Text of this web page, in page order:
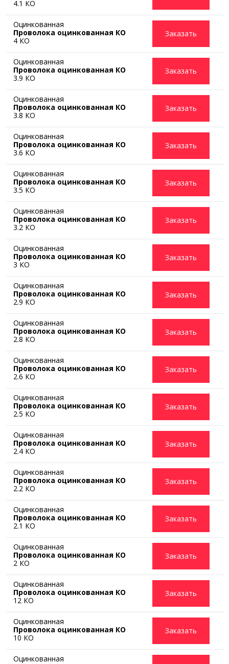
4.1 КО
Оцинкованная
Проволока оцинкованная КО
4 КО
Заказать
Оцинкованная
Проволока оцинкованная КО
3.9 КО
Заказать
Оцинкованная
Проволока оцинкованная КО
3.8 КО
Заказать
Оцинкованная
Проволока оцинкованная КО
3.6 КО
Заказать
Оцинкованная
Проволока оцинкованная КО
3.5 КО
Заказать
Оцинкованная
Проволока оцинкованная КО
3.2 КО
Заказать
Оцинкованная
Проволока оцинкованная КО
3 КО
Заказать
Оцинкованная
Проволока оцинкованная КО
2.9 КО
Заказать
Оцинкованная
Проволока оцинкованная КО
2.8 КО
Заказать
Оцинкованная
Проволока оцинкованная КО
2.6 КО
Заказать
Оцинкованная
Проволока оцинкованная КО
2.5 КО
Заказать
Оцинкованная
Проволока оцинкованная КО
2.4 КО
Заказать
Оцинкованная
Проволока оцинкованная КО
2.2 КО
Заказать
Оцинкованная
Проволока оцинкованная КО
2.1 КО
Заказать
Оцинкованная
Проволока оцинкованная КО
2 КО
Заказать
Оцинкованная
Проволока оцинкованная КО
12 КО
Заказать
Оцинкованная
Проволока оцинкованная КО
10 КО
Заказать
Оцинкованная